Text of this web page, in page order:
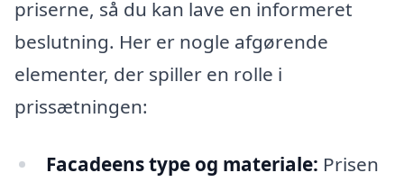
priserne, så du kan lave en informeret
beslutning. Her er nogle afgørende
elementer, der spiller en rolle i
prissætningen:
Facadeens type og materiale: Prisen